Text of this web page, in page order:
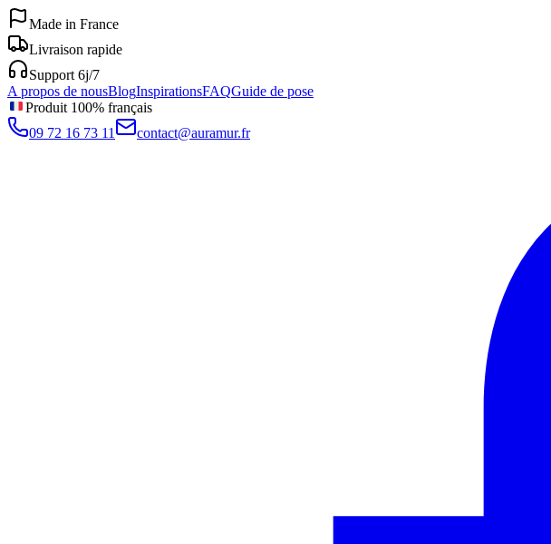
Made in France
Livraison rapide
Support 6j/7
A propos de nousBlogInspirationsFAQGuide de pose
Produit 100% français
09 72 16 73 11
contact@auramur.fr